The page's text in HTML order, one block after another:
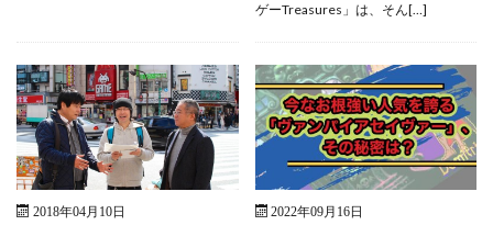
ゲーTreasures」は、そん[…]
2018年04月10日 2022年09月16日